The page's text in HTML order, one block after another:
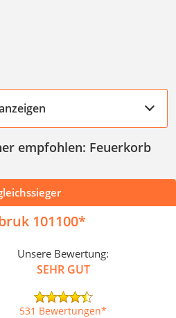
empfohlen: Feuerkorb
101100
Unsere Bewertung:
SEHR GUT
531 Bewertungen